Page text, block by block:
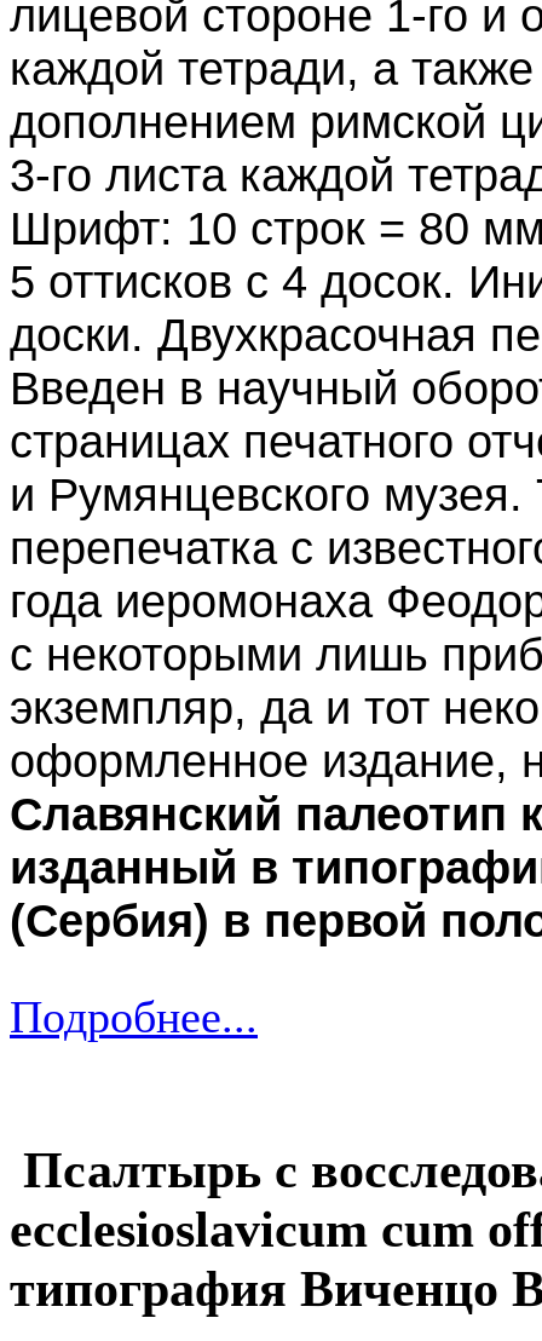
лицевой стороне 1-го и
каждой тетради, а
дополнением римской
3-го листа каждой
Шрифт: 10 строк = 80
5 оттисков с 4 досок.
доски. Двухкрасочная
Введен в научный
страницах печатного
и Румянцевского музея.
перепечатка с
года иеромонаха
с некоторыми лишь
экземпляр, да и тот
оформленное издание,
Славянский палеотип
изданный в
(Сербия) в первой
Подробнее...
Псалтырь с
ecclesioslavicum cum
типография Виченцо